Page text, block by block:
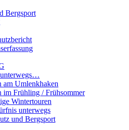
Bergsport
am Umlenkhaken
im Frühling / Frühsommer
Wintertouren
unterwegs
und Bergsport